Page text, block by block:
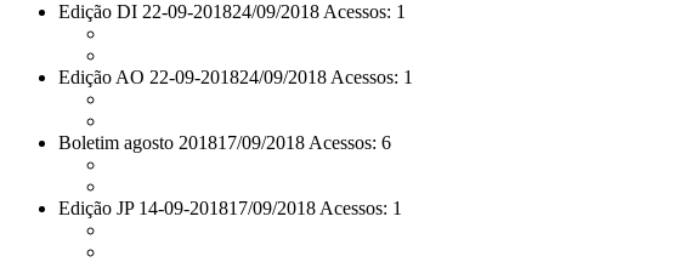
Edição DI 22-09-201824/09/2018 Acessos: 1
Edição AO 22-09-201824/09/2018 Acessos: 1
Boletim agosto 201817/09/2018 Acessos: 6
Edição JP 14-09-201817/09/2018 Acessos: 1